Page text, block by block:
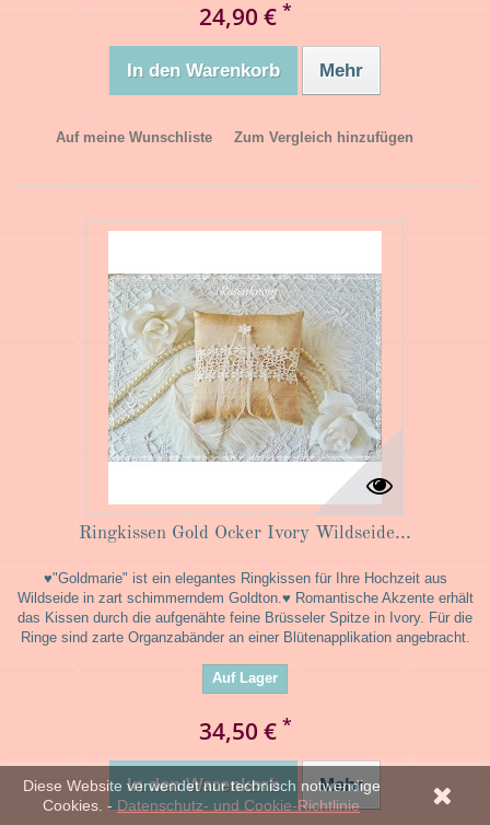
24,90 € *
In den Warenkorb Mehr
Auf meine Wunschliste Zum Vergleich hinzufügen
Ringkissen Gold Ocker Ivory Wildseide...
♥"Goldmarie" ist ein elegantes Ringkissen für Ihre Hochzeit aus
Wildseide in zart schimmerndem Goldton.♥ Romantische Akzente erhält
das Kissen durch die aufgenähte feine Brüsseler Spitze in Ivory. Für die
Ringe sind zarte Organzabänder an einer Blütenapplikation angebracht.
Auf Lager
34,50 € *
In den Warenkorb Mehr
Diese Website verwendet nur technisch notwendige
Cookies. - Datenschutz- und Cookie-Richtlinie